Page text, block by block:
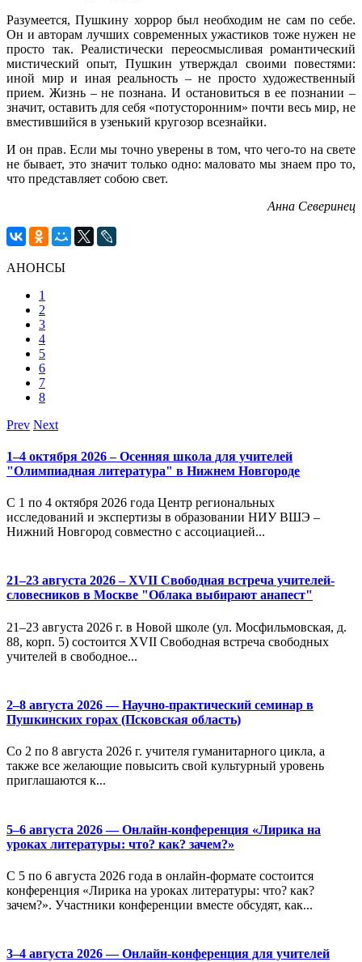
Разумеется, Пушкину хоррор был необходим не сам по себе.
Он и авторам лучших современных ужастиков тоже нужен не
просто так. Реалистически переосмысливая романтический
мистический опыт, Пушкин утверждал своими повестями:
иной мир и иная реальность – не просто художественный
прием. Жизнь – не познана. И остановиться в ее познании –
значит, оставить для себя «потусторонним» почти весь мир, не
вместившийся в узенький кругозор всезнайки.
И он прав. Если мы точно уверены в том, что чего-то на свете
не бывает, это значит только одно: маловато мы знаем про то,
что представляет собою свет.
Анна Северинец
АНОНСЫ
1
2
3
4
5
6
7
8
Prev Next
1–4 октября 2026 – Осенняя школа для учителей
"Олимпиадная литература" в Нижнем Новгороде
С 1 по 4 октября 2026 года Центр региональных
исследований и экспертизы в образовании НИУ ВШЭ –
Нижний Новгород совместно с ассоциацией...
21–23 августа 2026 – XVII Свободная встреча учителей-
словесников в Москве "Облака выбирают анапест"
21–23 августа 2026 г. в Новой школе (ул. Мосфильмовская, д.
88, корп. 5) состоится XVII Свободная встреча свободных
учителей в свободное...
2–8 августа 2026 — Научно-практический семинар в
Пушкинских горах (Псковская область)
Со 2 по 8 августа 2026 г. учителя гуманитарного цикла, а
также все желающие повысить свой культурный уровень
приглашаются к...
5–6 августа 2026 — Онлайн-конференция «Лирика на
уроках литературы: что? как? зачем?»
С 5 по 6 августа 2026 года в онлайн-формате состоится
конференция «Лирика на уроках литературы: что? как?
зачем?». Участники конференции вместе обсудят, как...
3–4 августа 2026 — Онлайн-конференция для учителей